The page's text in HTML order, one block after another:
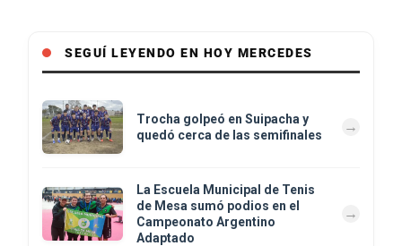
SEGUÍ LEYENDO EN HOY MERCEDES
Trocha golpeó en Suipacha y
quedó cerca de las semifinales
La Escuela Municipal de Tenis
de Mesa sumó podios en el
Campeonato Argentino
Adaptado